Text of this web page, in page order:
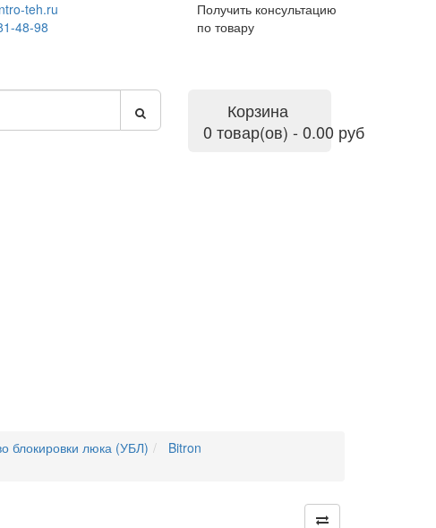
teh.ru
48-98
Получить консультацию
по товару
Корзина
0 товар(ов) - 0.00 руб
блокировки люка (УБЛ)
Bitron